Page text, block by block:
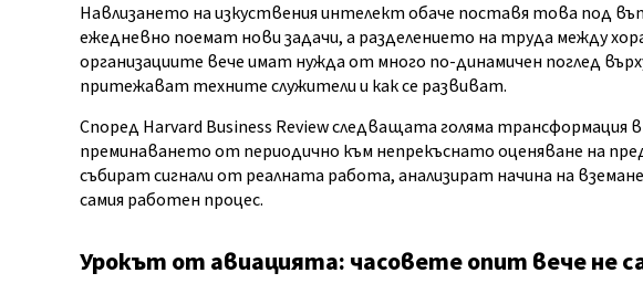
Навлизането на изкуствения интелект обаче поставя това под
ежедневно поемат нови задачи, а разделението на труда между
организациите вече имат нужда от много по-динамичен поглед
притежават техните служители и как се развиват.
Според Harvard Business Review следващата голяма трансформация
преминаването от периодично към непрекъснато оценяване на
събират сигнали от реалната работа, анализират начина на
самия работен процес.
Урокът от авиацията: часовете опит вече не